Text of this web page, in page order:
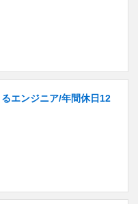
エンジニア/年間休日12